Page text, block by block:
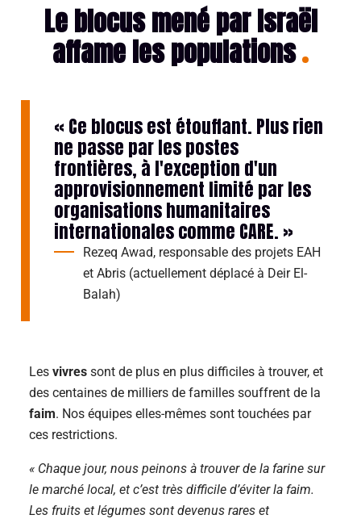
Le blocus mené par Israël
affame les populations
« Ce blocus est étouffant. Plus rien
ne passe par les postes
frontières, à l'exception d'un
approvisionnement limité par les
organisations humanitaires
internationales comme CARE. »
Rezeq Awad, responsable des projets EAH
et Abris (actuellement déplacé à Deir El-
Balah)
Les vivres sont de plus en plus difficiles à trouver, et
des centaines de milliers de familles souffrent de la
faim. Nos équipes elles-mêmes sont touchées par
ces restrictions.
« Chaque jour, nous peinons à trouver de la farine sur
le marché local, et c’est très difficile d’éviter la faim.
Les fruits et légumes sont devenus rares et